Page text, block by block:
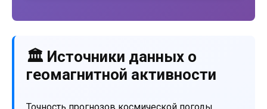
🏛️ Источники данных о
геомагнитной активности